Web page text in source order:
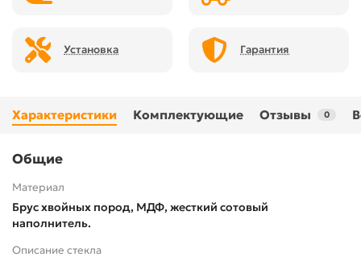
Установка Гарантия
Характеристики Комплектующие Отзывы 0
Общие
Материал
Брус хвойных пород, МДФ, жесткий сотовый
наполнитель.
Описание стекла